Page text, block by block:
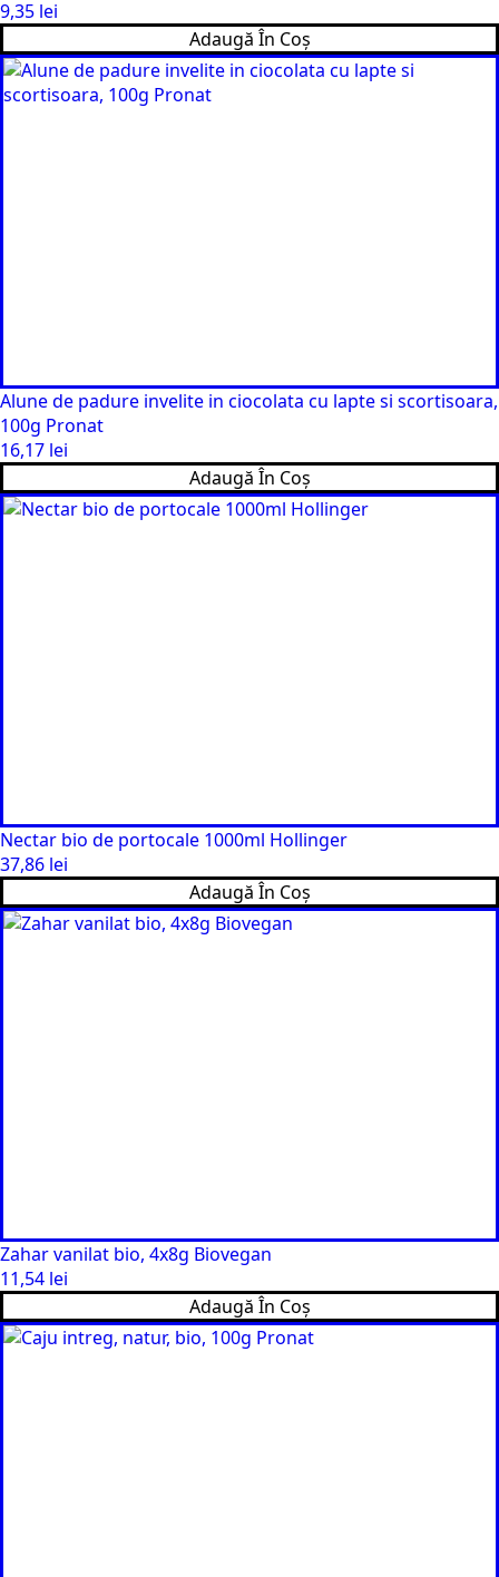
9,35 lei
Adaugă În Coș
Alune de padure invelite in ciocolata cu lapte si scortisoara,
100g Pronat
16,17 lei
Adaugă În Coș
Nectar bio de portocale 1000ml Hollinger
37,86 lei
Adaugă În Coș
Zahar vanilat bio, 4x8g Biovegan
11,54 lei
Adaugă În Coș